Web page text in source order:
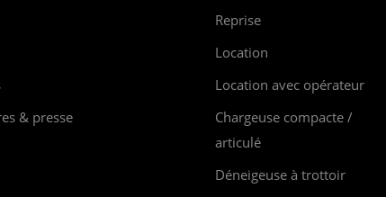
& presse
Reprise
Location
Location avec opérateur
Chargeuse compacte /
articulé
Déneigeuse à trottoir